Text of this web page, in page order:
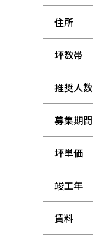
住所
坪数帯
推奨人数
募集期間
坪単価
竣工年
賃料